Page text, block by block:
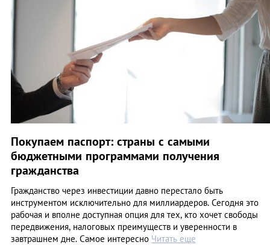
Покупаем паспорт: страны с самыми
бюджетными программами получения
гражданства
Гражданство через инвестиции давно перестало быть
инструментом исключительно для миллиардеров. Сегодня это
рабочая и вполне доступная опция для тех, кто хочет свободы
передвижения, налоговых преимуществ и уверенности в
завтрашнем дне. Самое интересно Читать еще